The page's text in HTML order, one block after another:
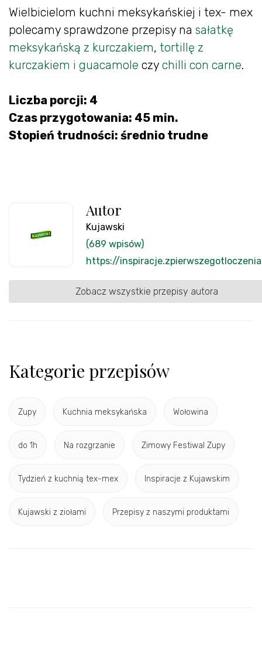
Wielbicielom kuchni meksykańskiej i tex- mex
polecamy sprawdzone przepisy na sałatkę
meksykańską z kurczakiem, tortillę z
kurczakiem i guacamole czy chilli con carne.
Liczba porcji: 4
Czas przygotowania: 45 min.
Stopień trudności: średnio trudne
Autor
Kujawski
(689 wpisów)
https://
Zobacz wszystkie przepisy autora
Kategorie przepisów
Zupy Kuchnia meksykańska Wołowina
do 1h Na rozgrzanie Zimowy Festiwal Zupy
Tydzień z kuchnią tex-mex Inspiracje z Kujawskim
Kujawski z ziołami Przepisy z naszymi produktami